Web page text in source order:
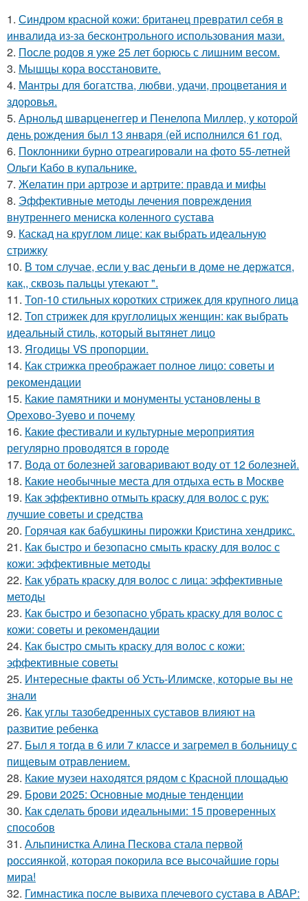
1. Синдром красной кожи: британец превратил себя в
инвалида из-за бесконтрольного использования мази.
2. После родов я уже 25 лет борюсь с лишним весом.
3. Мышцы кора восстановите.
4. Мантры для богатства, любви, удачи, процветания и
здоровья.
5. Арнольд шварценеггер и Пенелопа Миллер, у которой
день рождения был 13 января (ей исполнился 61 год.
6. Поклонники бурно отреагировали на фото 55-летней
Ольги Кабо в купальнике.
7. Желатин при артрозе и артрите: правда и мифы
8. Эффективные методы лечения повреждения
внутреннего мениска коленного сустава
9. Каскад на круглом лице: как выбрать идеальную
стрижку
10. В том случае, если у вас деньги в доме не держатся,
как,, сквозь пальцы утекают ".
11. Топ-10 стильных коротких стрижек для крупного лица
12. Топ стрижек для круглолицых женщин: как выбрать
идеальный стиль, который вытянет лицо
13. Ягодицы VS пропорции.
14. Как стрижка преображает полное лицо: советы и
рекомендации
15. Какие памятники и монументы установлены в
Орехово-Зуево и почему
16. Какие фестивали и культурные мероприятия
регулярно проводятся в городе
17. Вода от болезней заговаривают воду от 12 болезней.
18. Какие необычные места для отдыха есть в Москве
19. Как эффективно отмыть краску для волос с рук:
лучшие советы и средства
20. Горячая как бабушкины пирожки Кристина хендрикс.
21. Как быстро и безопасно смыть краску для волос с
кожи: эффективные методы
22. Как убрать краску для волос с лица: эффективные
методы
23. Как быстро и безопасно убрать краску для волос с
кожи: советы и рекомендации
24. Как быстро смыть краску для волос с кожи:
эффективные советы
25. Интересные факты об Усть-Илимске, которые вы не
знали
26. Как углы тазобедренных суставов влияют на
развитие ребенка
27. Был я тогда в 6 или 7 классе и загремел в больницу с
пищевым отравлением.
28. Какие музеи находятся рядом с Красной площадью
29. Брови 2025: Основные модные тенденции
30. Как сделать брови идеальными: 15 проверенных
способов
31. Альпинистка Алина Пескова стала первой
россиянкой, которая покорила все высочайшие горы
мира!
32. Гимнастика после вывиха плечевого сустава в АВАР: